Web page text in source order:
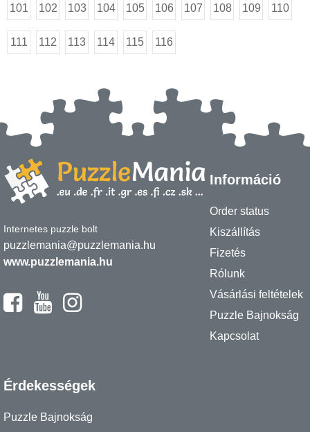
101 102 103 104 105 106 107 108 109 110
111 112 113 114 115 116
Internetes puzzle bolt
puzzlemania@puzzlemania.hu
www.puzzlemania.hu
Információ
Order status
Kiszállítás
Fizetés
Rólunk
Vásárlási feltételek
Puzzle Bajnokság
Kapcsolat
Érdekességek
Puzzle Bajnokság